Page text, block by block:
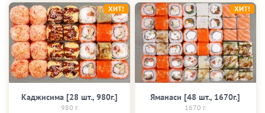
Каджисима [28 шт., 980г.]
980 г.
ХИТ!
Яманаси [48 шт., 1670г.]
1670 г.
ХИТ!